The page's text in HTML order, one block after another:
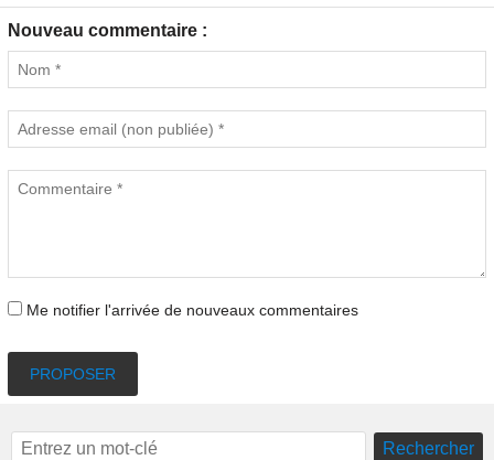
Nouveau commentaire :
Me notifier l'arrivée de nouveaux commentaires
PROPOSER
Rechercher